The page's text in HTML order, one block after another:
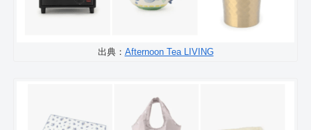
出典： Afternoon Tea LIVING